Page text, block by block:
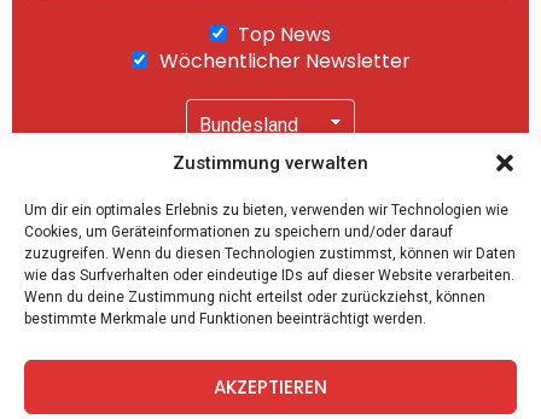
Zustimmung verwalten
Um dir ein optimales Erlebnis zu bieten, verwenden wir Technologien wie
Cookies, um Geräteinformationen zu speichern und/oder darauf
zuzugreifen. Wenn du diesen Technologien zustimmst, können wir Daten
wie das Surfverhalten oder eindeutige IDs auf dieser Website verarbeiten.
Wenn du deine Zustimmung nicht erteilst oder zurückziehst, können
bestimmte Merkmale und Funktionen beeinträchtigt werden.
AKZEPTIEREN
Top News
Wöchentlicher Newsletter
"Abonnieren" akzeptierst Du unsere
Datenschutzerklärung.